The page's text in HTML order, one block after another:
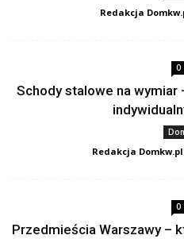
Redakcja
0
Schody stalowe na
Redakcja Domkw.pl
0
Przedmieścia Warszawy –